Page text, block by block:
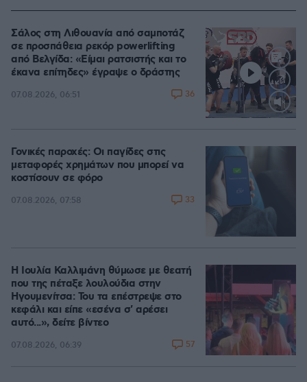
Loaded
Σάλος στη Λιθουανία από σαμποτάζ
σε προσπάθεια ρεκόρ powerlifting
από Βελγίδα: «Είμαι ρατσιστής και το
έκανα επίτηδες» έγραψε ο δράστης
07.08.2026, 06:51 36
Γονικές παροχές: Οι παγίδες στις
μεταφορές χρημάτων που μπορεί να
κοστίσουν σε φόρο
07.08.2026, 07:58 33
Η Ιουλία Καλλιμάνη θύμωσε με θεατή
που της πέταξε λουλούδια στην
Ηγουμενίτσα: Του τα επέστρεψε στο
κεφάλι και είπε «εσένα σ' αρέσει
αυτό...», δείτε βίντεο
07.08.2026, 06:39 57